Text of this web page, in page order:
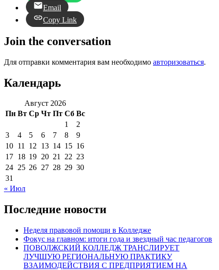
Email
Copy Link
Join the conversation
Для отправки комментария вам необходимо авторизоваться.
Календарь
Август 2026
Пн Вт Ср Чт Пт Сб Вс
1
2
3
4 5 6 7 8
9
10 11 12 13 14 15 16
17 18 19 20 21 22 23
24 25 26 27 28 29 30
31
« Июл
Последние новости
Неделя правовой помощи в Колледже
Фокус на главном: итоги года и звездный час педагогов
ПОВОЛЖСКИЙ КОЛЛЕДЖ ТРАНСЛИРУЕТ
ЛУЧШУЮ РЕГИОНАЛЬНУЮ ПРАКТИКУ
ВЗАИМОДЕЙСТВИЯ С ПРЕДПРИЯТИЕМ НА